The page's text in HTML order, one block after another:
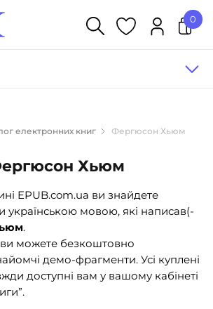
(835)
(240)
та посібники (527)
словники (55)
(1)
0
електронних книг Фергюсон Хьюм
Хьюм
EPUB.com.ua ви знайдете
українською мовою, які написав(-
.
можете безкоштовно
демо-фрагменти. Усі куплені
доступні вам у вашому кабінеті